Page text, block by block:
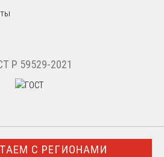
Р 59529-2021
С РЕГИОНАМИ